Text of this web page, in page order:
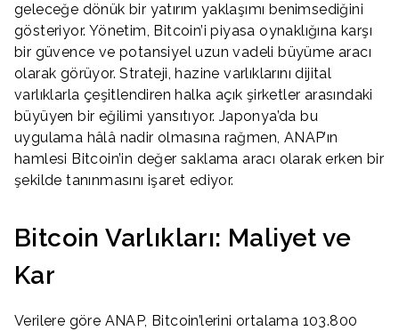
geleceğe dönük bir yatırım yaklaşımı benimsediğini
gösteriyor. Yönetim, Bitcoin’i piyasa oynaklığına karşı
bir güvence ve potansiyel uzun vadeli büyüme aracı
olarak görüyor. Strateji, hazine varlıklarını dijital
varlıklarla çeşitlendiren halka açık şirketler arasındaki
büyüyen bir eğilimi yansıtıyor. Japonya’da bu
uygulama hâlâ nadir olmasına rağmen, ANAP’ın
hamlesi Bitcoin’in değer saklama aracı olarak erken bir
şekilde tanınmasını işaret ediyor.
Bitcoin Varlıkları: Maliyet ve
Kar
Verilere göre ANAP, Bitcoin’lerini ortalama 103.800